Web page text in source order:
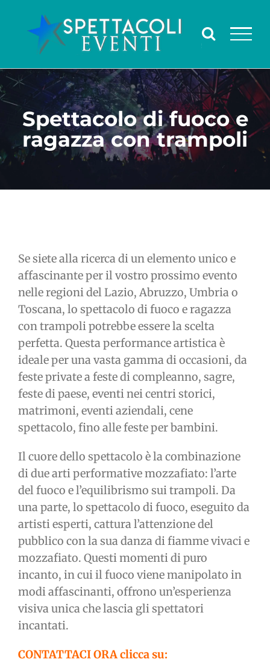
contenuto
Spettacolo di fuoco e
ragazza con trampoli
Se siete alla ricerca di un elemento unico e
affascinante per il vostro prossimo evento
nelle regioni del Lazio, Abruzzo, Umbria o
Toscana, lo spettacolo di fuoco e ragazza
con trampoli potrebbe essere la scelta
perfetta. Questa performance artistica è
ideale per una vasta gamma di occasioni, da
feste private a feste di compleanno, sagre,
feste di paese, eventi nei centri storici,
matrimoni, eventi aziendali, cene
spettacolo, fino alle feste per bambini.
Il cuore dello spettacolo è la combinazione
di due arti performative mozzafiato: l’arte
del fuoco e l’equilibrismo sui trampoli. Da
una parte, lo spettacolo di fuoco, eseguito da
artisti esperti, cattura l’attenzione del
pubblico con la sua danza di fiamme vivaci e
mozzafiato. Questi momenti di puro
incanto, in cui il fuoco viene manipolato in
modi affascinanti, offrono un’esperienza
visiva unica che lascia gli spettatori
incantati.
CONTATTACI ORA clicca su: